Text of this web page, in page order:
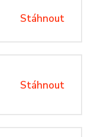
Stáhnout
Stáhnout